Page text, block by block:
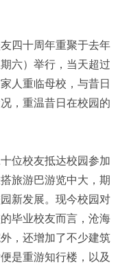
四十周年重聚于去年
六）举行，当天超过
人重临母校，与昔日
，重温昔日在校园的
位校友抵达校园参加
旅游巴游览中大，期
新发展。现今校园对
毕业校友而言，沧海
，还增加了不少建筑
是重游知行楼，以及